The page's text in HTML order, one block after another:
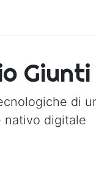
Giunti
di
nativo digitale